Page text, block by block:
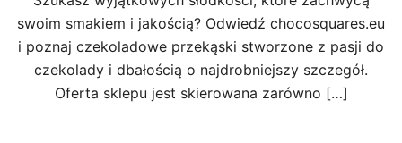
swoim smakiem i jakością? Odwiedź chocosquares.eu
i poznaj czekoladowe przekąski stworzone z pasji do
czekolady i dbałością o najdrobniejszy szczegół.
Oferta sklepu jest skierowana zarówno […]